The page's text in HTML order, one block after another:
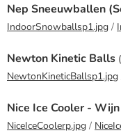
Nep Sneeuwballen
IndoorSnowballsp1.jpg /
Newton Kinetic Balls (
NewtonKineticBallsp1.jpg
Nice Ice Cooler -
NiceIceCoolerp.jpg /